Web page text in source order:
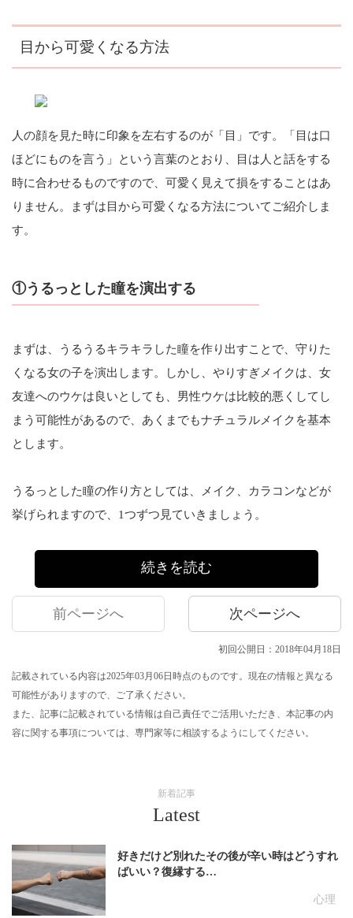
目から可愛くなる方法
人の顔を見た時に印象を左右するのが「目」です。「目は口
ほどにものを言う」という言葉のとおり、目は人と話をする
時に合わせるものですので、可愛く見えて損をすることはあ
りません。まずは目から可愛くなる方法についてご紹介しま
す。
①うるっとした瞳を演出する
まずは、うるうるキラキラした瞳を作り出すことで、守りた
くなる女の子を演出します。しかし、やりすぎメイクは、女
友達へのウケは良いとしても、男性ウケは比較的悪くしてし
まう可能性があるので、あくまでもナチュラルメイクを基本
とします。
うるっとした瞳の作り方としては、メイク、カラコンなどが
挙げられますので、1つずつ見ていきましょう。
続きを読む
前ページへ 次ページへ
初回公開日：2018年04月18日
記載されている内容は2025年03月06日時点のものです。現在の情報と異なる
可能性がありますので、ご了承ください。
また、記事に記載されている情報は自己責任でご活用いただき、本記事の内
容に関する事項については、専門家等に相談するようにしてください。
新着記事
Latest
心理
好きだけど別れたその後が辛い時はどうすれ
ばいい？復縁する…